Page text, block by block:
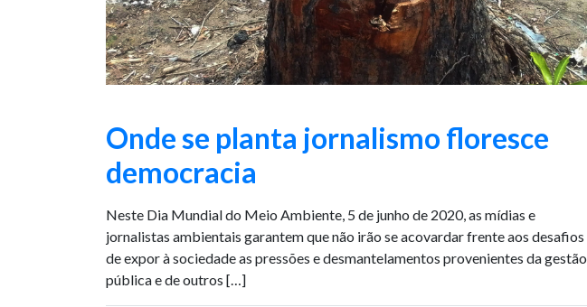
Onde se planta jornalismo floresce
democracia
Neste Dia Mundial do Meio Ambiente, 5 de junho de 2020, as mídias e
jornalistas ambientais garantem que não irão se acovardar frente aos desafios
de expor à sociedade as pressões e desmantelamentos provenientes da gestão
pública e de outros […]